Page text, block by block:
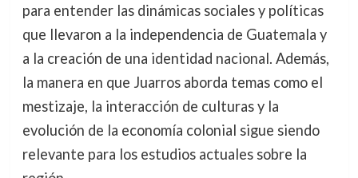
para entender las dinámicas sociales y políticas
que llevaron a la independencia de Guatemala y
a la creación de una identidad nacional. Además,
la manera en que Juarros aborda temas como el
mestizaje, la interacción de culturas y la
evolución de la economía colonial sigue siendo
relevante para los estudios actuales sobre la